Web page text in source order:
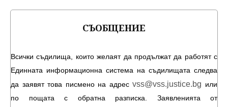
СЪОБЩЕНИЕ
Всички съдилища, които желаят да продължат да работят с
Единната информационна система на съдилищата следва
да заявят това писмено на адресvss@vss.justice.bg или
по пощата с обратна разписка. Заявленията от